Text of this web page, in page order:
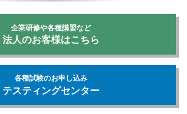
企業研修や各種講習など
法人のお客様はこちら
各種試験のお申し込み
テスティングセンター